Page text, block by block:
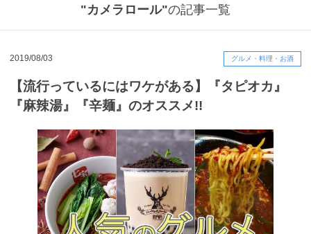
"カメラロール"の記事一覧
2019/08/03 グルメ・料理・お酒
【流行っているにはワケがある】『タピオカ』
『麻辣湯』『辛麺』のオススメ!!